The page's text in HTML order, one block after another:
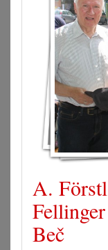
A.
Beč